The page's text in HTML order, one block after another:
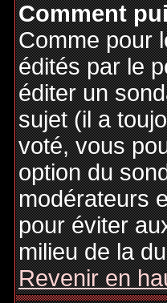
Comment
Comme pour
édités par le
éditer un
sujet (il a
voté, vous
option du
modérateurs
pour éviter
milieu de la
Revenir en